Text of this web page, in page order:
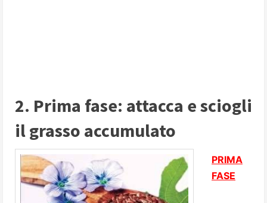
2. Prima fase: attacca e sciogli
il grasso accumulato
PRIMA
FASE